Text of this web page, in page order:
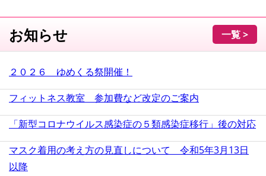
お知らせ 一覧 >
２０２６ ゆめくる祭開催！
フィットネス教室 参加費など改定のご案内
「新型コロナウイルス感染症の５類感染症移行」後の対応
マスク着用の考え方の見直しについて 令和5年3月13日
以降